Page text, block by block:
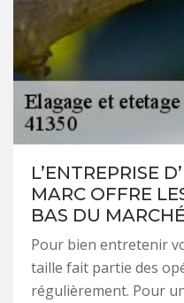
L’ENTREPRISE
MARC OFFRE
BAS DU
Pour bien entretenir
taille fait partie des
régulièrement. Pour